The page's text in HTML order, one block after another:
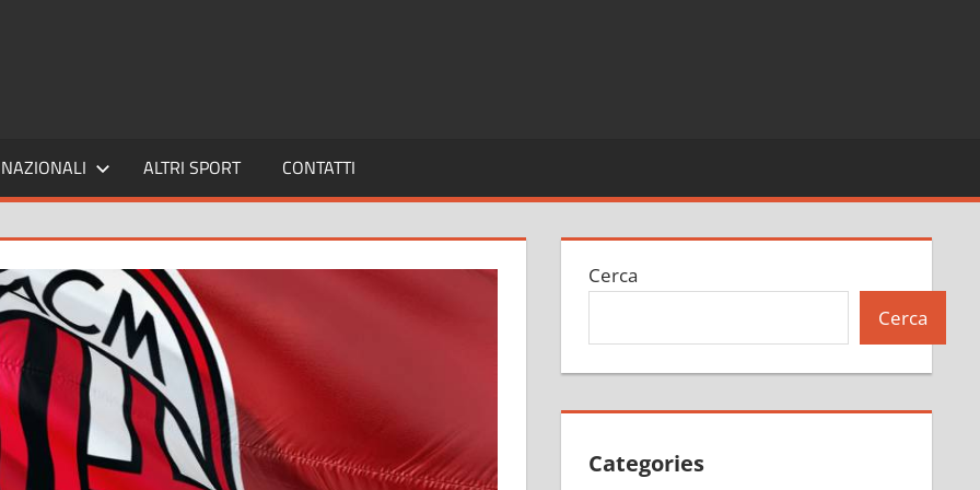
NAZIONALI ALTRI SPORT CONTATTI
Cerca
Cerca
Categories